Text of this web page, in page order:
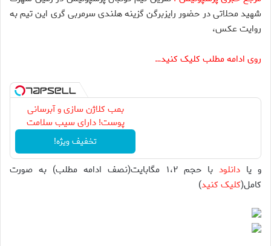
شهید محلاتی در حضور رایزبرگن گزینه هلندی سرمربی گری این تیم به
روایت عکس،
روی ادامه مطلب کلیک کنید…
بمب کلاژن سازی و آبرسانی
پوست! دارای سیب سلامت
تخفیف ویژه!
و یادانلود
با حجم ۱،۲ مگابایت(نصف ادامه مطلب) به صورت
کامل(کلیک کنید)